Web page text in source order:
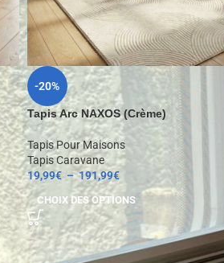
-20%
Tapis Arc NAXOS (Crème)
Tapis Pour Maisons
Tapis Caravane
19,99€ –191,99€
CHOIX DES OPTIONS